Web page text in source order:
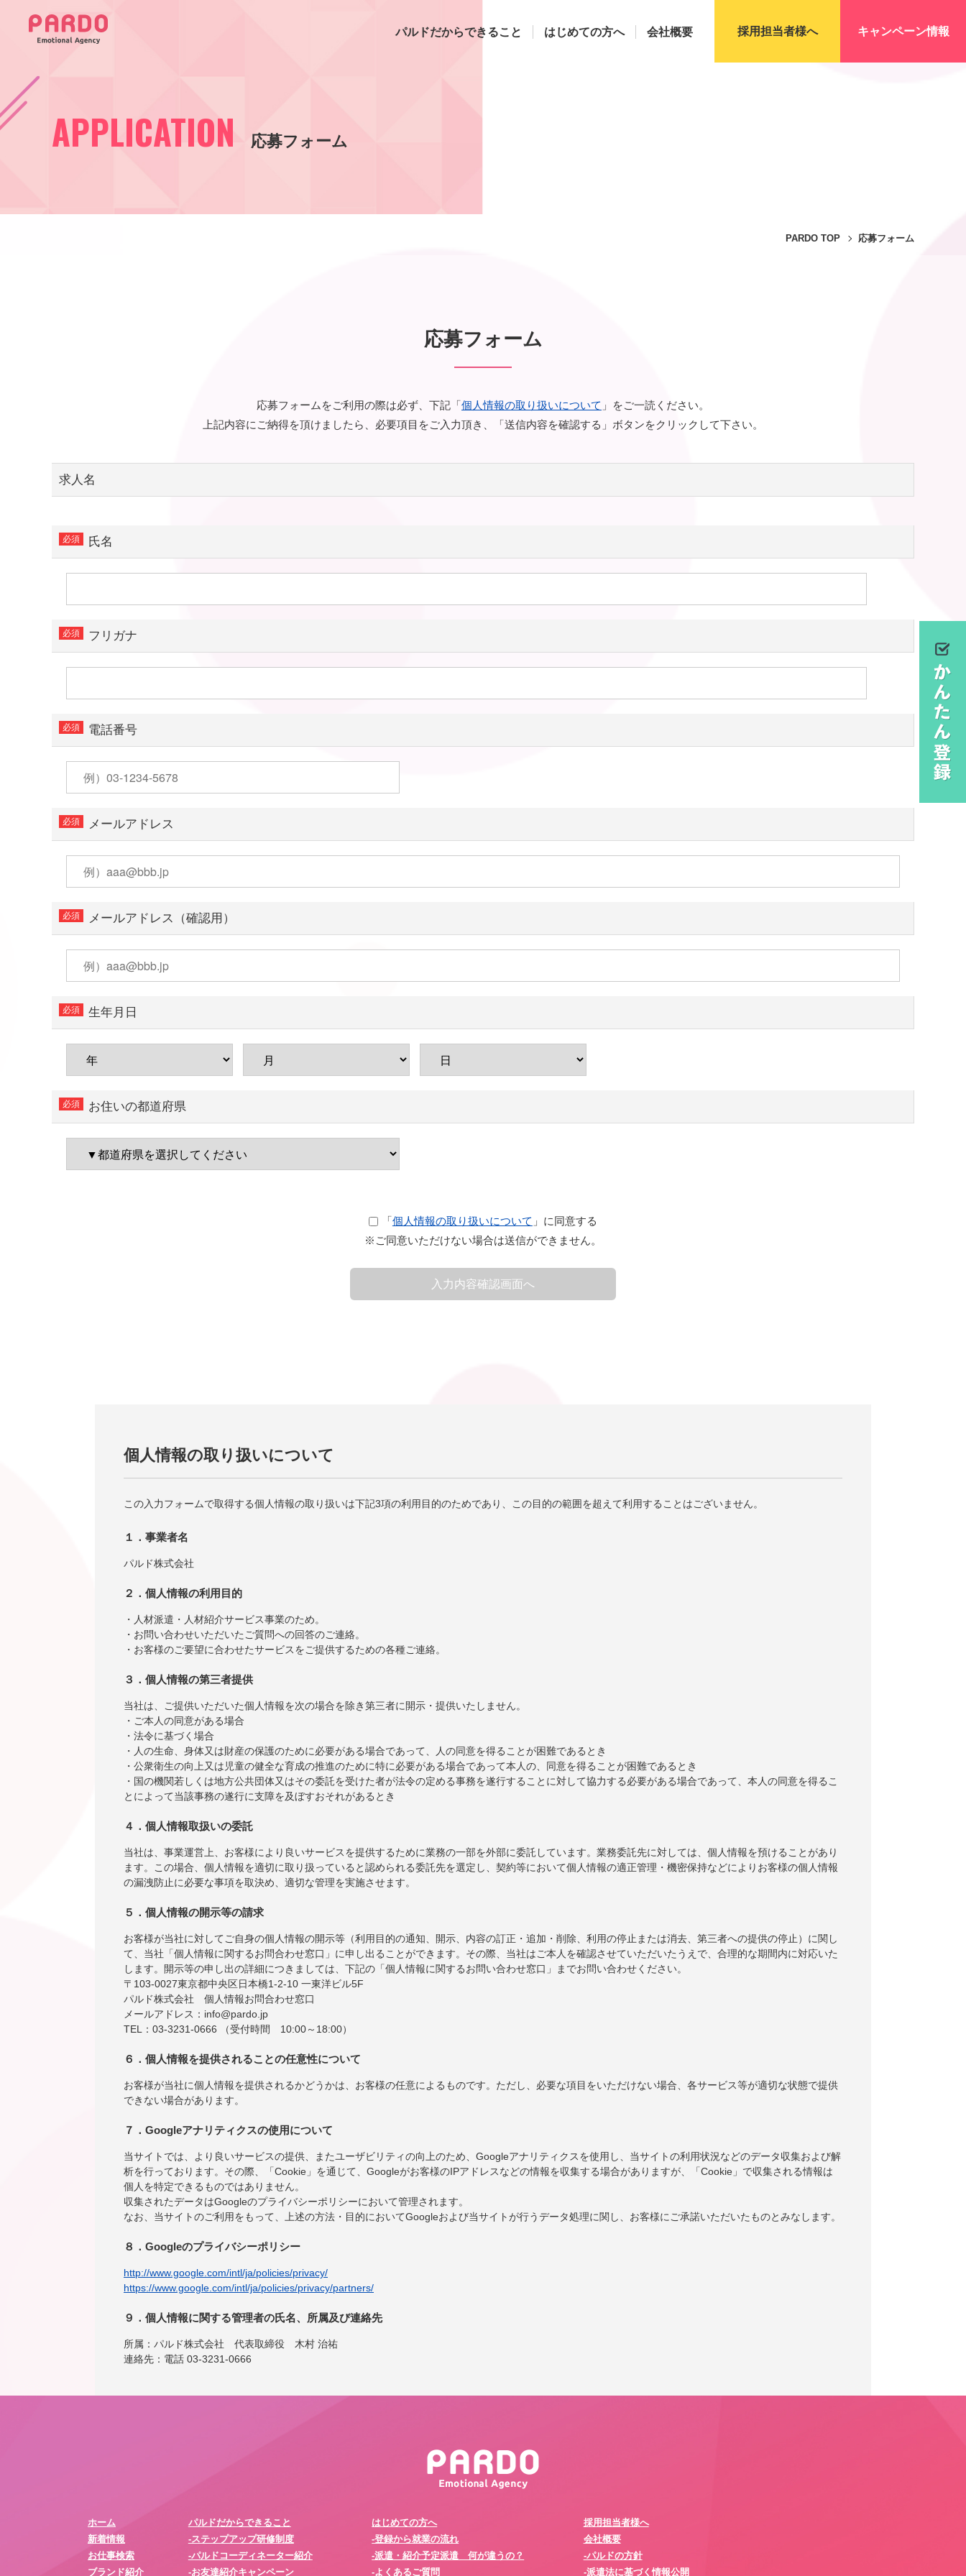
パルドだからできること はじめての方へ 会社概要 採用担当者様へ キャンペーン情報
APPLICATION 応募フォーム
PARDO TOP 応募フォーム
応募フォーム
応募フォームをご利用の際は必ず、下記「個人情報の取り扱いについて 」をご一読ください。
上記内容にご納得を頂けましたら、必要項目をご入力頂き、「送信内容を確認する」ボタンをクリックして下さい。
求人名
氏名
フリガナ
電話番号
メールアドレス
メールアドレス（確認用）
生年月日
お住いの都道府県
「個人情報の取り扱いについて 」に同意する
※ご同意いただけない場合は送信ができません。
個人情報の取り扱いについて
この入力フォームで取得する個人情報の取り扱いは下記3項の利用目的のためであり、この目的の範囲を超えて利用することはございません。
１．事業者名
パルド株式会社
２．個人情報の利用目的
・人材派遣・人材紹介サービス事業のため。
・お問い合わせいただいたご質問への回答のご連絡。
・お客様のご要望に合わせたサービスをご提供するための各種ご連絡。
３．個人情報の第三者提供
当社は、ご提供いただいた個人情報を次の場合を除き第三者に開示・提供いたしません。
・ご本人の同意がある場合
・法令に基づく場合
・人の生命、身体又は財産の保護のために必要がある場合であって、人の同意を得ることが困難であるとき
・公衆衛生の向上又は児童の健全な育成の推進のために特に必要がある場合であって本人の、同意を得ることが困難であるとき
・国の機関若しくは地方公共団体又はその委託を受けた者が法令の定める事務を遂行することに対して協力する必要がある場合であって、本人の同意を得るこ
とによって当該事務の遂行に支障を及ぼすおそれがあるとき
４．個人情報取扱いの委託
当社は、事業運営上、お客様により良いサービスを提供するために業務の一部を外部に委託しています。業務委託先に対しては、個人情報を預けることがあり
ます。この場合、個人情報を適切に取り扱っていると認められる委託先を選定し、契約等において個人情報の適正管理・機密保持などによりお客様の個人情報
の漏洩防止に必要な事項を取決め、適切な管理を実施させます。
５．個人情報の開示等の請求
お客様が当社に対してご自身の個人情報の開示等（利用目的の通知、開示、内容の訂正・追加・削除、利用の停止または消去、第三者への提供の停止）に関し
て、当社「個人情報に関するお問合わせ窓口」に申し出ることができます。その際、当社はご本人を確認させていただいたうえで、合理的な期間内に対応いた
します。開示等の申し出の詳細につきましては、下記の「個人情報に関するお問い合わせ窓口」までお問い合わせください。
〒103-0027東京都中央区日本橋1-2-10 一東洋ビル5F
パルド株式会社 個人情報お問合わせ窓口
メールアドレス：info@pardo.jp
TEL：03-3231-0666 （受付時間 10:00～18:00）
６．個人情報を提供されることの任意性について
お客様が当社に個人情報を提供されるかどうかは、お客様の任意によるものです。ただし、必要な項目をいただけない場合、各サービス等が適切な状態で提供
できない場合があります。
７．Googleアナリティクスの使用について
当サイトでは、より良いサービスの提供、またユーザビリティの向上のため、Googleアナリティクスを使用し、当サイトの利用状況などのデータ収集および解
析を行っております。その際、「Cookie」を通じて、Googleがお客様のIPアドレスなどの情報を収集する場合がありますが、「Cookie」で収集される情報は
個人を特定できるものではありません。
収集されたデータはGoogleのプライバシーポリシーにおいて管理されます。
なお、当サイトのご利用をもって、上述の方法・目的においてGoogleおよび当サイトが行うデータ処理に関し、お客様にご承諾いただいたものとみなします。
８．Googleのプライバシーポリシー
http://www.google.com/intl/ja/policies/privacy/
https://www.google.com/intl/ja/policies/privacy/partners/
９．個人情報に関する管理者の氏名、所属及び連絡先
所属：パルド株式会社 代表取締役 木村 治祐
連絡先：電話 03-3231-0666
ホーム
新着情報
お仕事検索
ブランド紹介
パルドだからできること
-ステップアップ研修制度
-パルドコーディネーター紹介
-お友達紹介キャンペーン
はじめての方へ
-登録から就業の流れ
-派遣・紹介予定派遣 何が違うの？
-よくあるご質問
採用担当者様へ
会社概要
-パルドの方針
-派遣法に基づく情報公開